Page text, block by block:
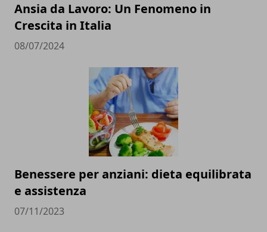
Ansia da Lavoro: Un Fenomeno in
Crescita in Italia
08/07/2024
Benessere per anziani: dieta equilibrata
e assistenza
07/11/2023